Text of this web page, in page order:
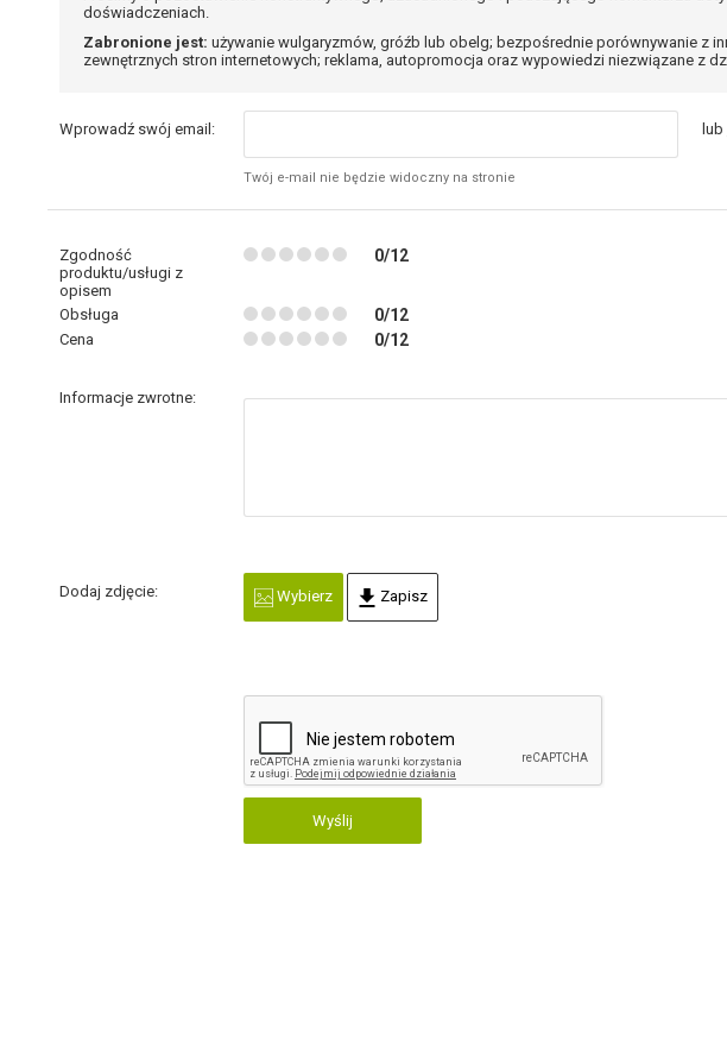
doświadczeniach.
Zabronione jest: używanie wulgaryzmów, gróźb lub obelg; bezpośrednie porównywanie z
zewnętrznych stron internetowych; reklama, autopromocja oraz wypowiedzi niezwiązane z
Wprowadź swój email:
Twój e-mail nie będzie widoczny na stronie
lub
Zgodność
produktu/usługi z
opisem
0/12
Obsługa 0/12
Cena 0/12
Informacje zwrotne:
Dodaj zdjęcie: Wybierz Zapisz
Wyślij